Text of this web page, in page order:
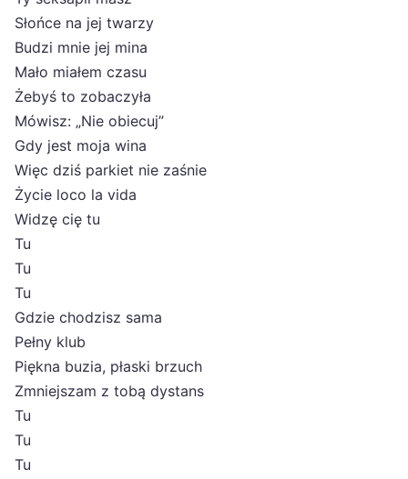
Słońce na jej twarzy
Budzi mnie jej mina
Mało miałem czasu
Żebyś to zobaczyła
Mówisz: „Nie obiecuj”
Gdy jest moja wina
Więc dziś parkiet nie zaśnie
Życie loco la vida
Widzę cię tu
Tu
Tu
Tu
Gdzie chodzisz sama
Pełny klub
Piękna buzia, płaski brzuch
Zmniejszam z tobą dystans
Tu
Tu
Tu